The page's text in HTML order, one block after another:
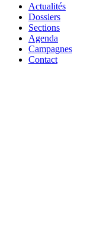
Actualités
Dossiers
Sections
Agenda
Campagnes
Contact